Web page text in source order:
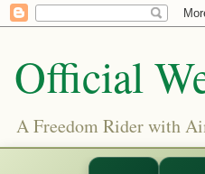
Official
A Freedom Rider with